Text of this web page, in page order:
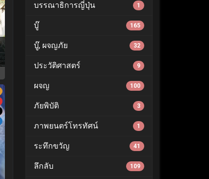
บรรณาธิการญี่ปุ่น 1
บู๊ 165
บู๊, ผจญภัย 32
ประวัติศาสตร์ 9
ผจญ 100
ภัยพิบัติ 3
ภาพยนตร์โทรทัศน์ 1
ระทึกขวัญ 41
ลึกลับ 109